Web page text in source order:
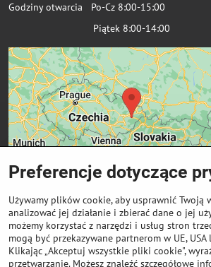
Godziny otwarcia Po-Cz 8:00-15:00
Piątek 8:00-14:00
Ważne linki
Preferencje dotyczące
Używamy plików cookie, aby usprawnić Twoją
analizować jej działanie i zbierać dane o jej
możemy korzystać z narzędzi i usług stron
mogą być przekazywane partnerom w UE,
Klikając „Akceptuj wszystkie pliki cookie",
przetwarzanie. Możesz znaleźć szczegółowe